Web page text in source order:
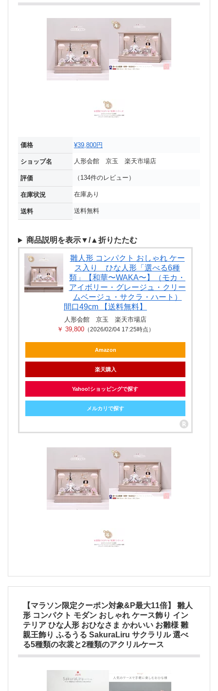
価格 ¥39,800円
ショップ名 人形会館 京玉 楽天市場店
評価 （134件のレビュー）
在庫状況 在庫あり
送料 送料無料
商品説明を表示▼/▲折りたたむ
雛人形 コンパクト おしゃれ ケー
ス入り ひな人形「選べる6種
類」【和華〜WAKA〜】（モカ・
アイボリー・グレージュ・クリー
ムベージュ・サクラ・ハート）
間口49cm 【送料無料】
人形会館 京玉 楽天市場店
￥ 39,800（2026/02/04 17:25時点）
Amazon
楽天購入
Yahoo!ショッピングで探す
メルカリで探す
【マラソン限定クーポン対象&P最大11倍】 雛人
形 コンパクト モダン おしゃれ ケース飾り イン
テリア ひな人形 おひなさま かわいい お雛様 雛
親王飾り ふるうる SakuraLiru サクラリル 選べ
る5種類の衣裳と2種類のアクリルケース